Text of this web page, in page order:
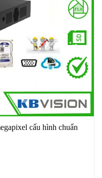
cấu hình chuẩn